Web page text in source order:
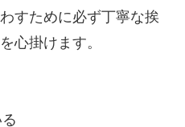
すために必ず丁寧な挨
心掛けます。